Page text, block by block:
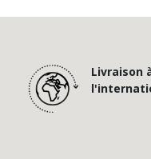
Livraison